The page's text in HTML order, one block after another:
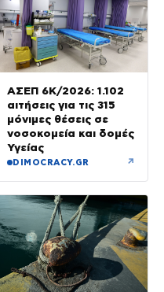
ΑΣΕΠ 6Κ/2026: 1.102
αιτήσεις για τις 315
μόνιμες θέσεις σε
νοσοκομεία και δομές
Υγείας
DIMOCRACY.GR ↗